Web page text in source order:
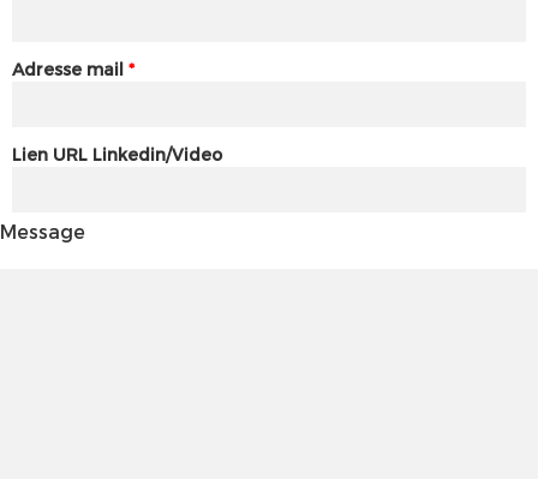
Adresse mail *
Lien URL Linkedin/Video
Message